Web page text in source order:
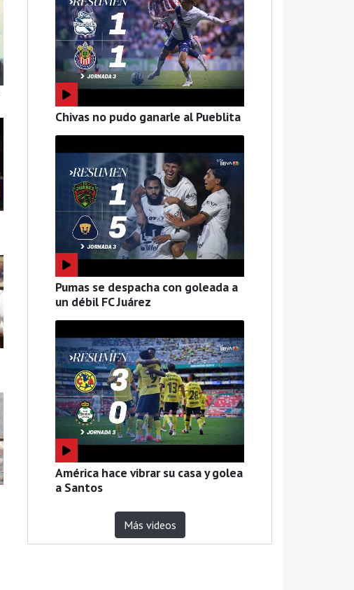
Chivas no pudo ganarle al Pueblita
Pumas se despacha con goleada a
un débil FC Juárez
América hace vibrar su casa y golea
a Santos
Más videos